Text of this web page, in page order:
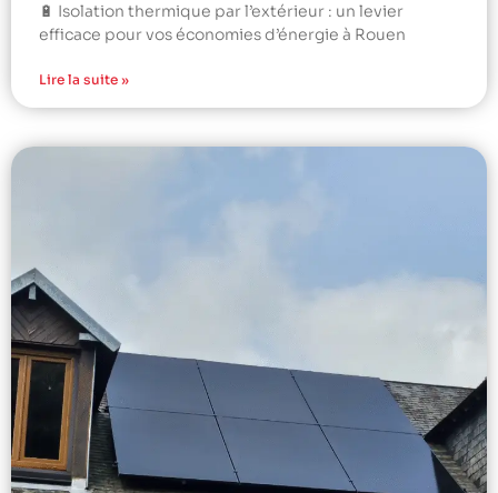
🔋 Isolation thermique par l’extérieur : un levier
efficace pour vos économies d’énergie à Rouen
Lire la suite »